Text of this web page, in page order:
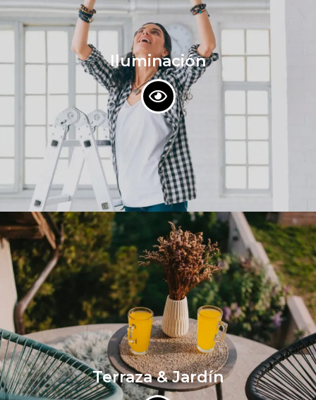
Iluminación
Terraza & Jardín